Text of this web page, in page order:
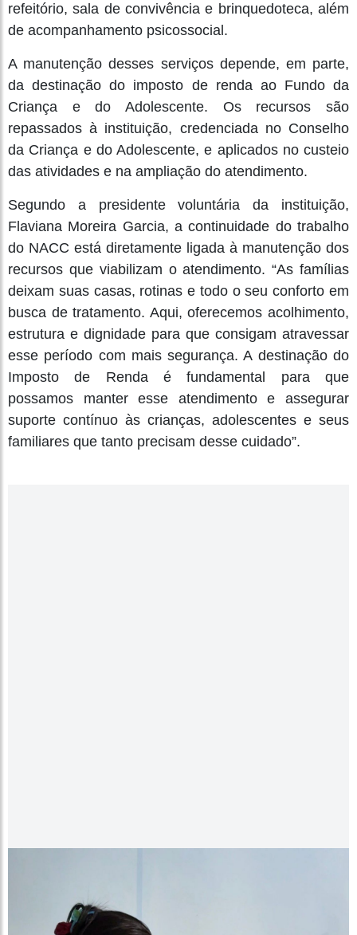
refeitório, sala de convivência e brinquedoteca, além
de acompanhamento psicossocial.
A manutenção desses serviços depende, em parte,
da destinação do imposto de renda ao Fundo da
Criança e do Adolescente. Os recursos são
repassados à instituição, credenciada no Conselho
da Criança e do Adolescente, e aplicados no custeio
das atividades e na ampliação do atendimento.
Segundo a presidente voluntária da instituição,
Flaviana Moreira Garcia, a continuidade do trabalho
do NACC está diretamente ligada à manutenção dos
recursos que viabilizam o atendimento. “As famílias
deixam suas casas, rotinas e todo o seu conforto em
busca de tratamento. Aqui, oferecemos acolhimento,
estrutura e dignidade para que consigam atravessar
esse período com mais segurança. A destinação do
Imposto de Renda é fundamental para que
possamos manter esse atendimento e assegurar
suporte contínuo às crianças, adolescentes e seus
familiares que tanto precisam desse cuidado”.